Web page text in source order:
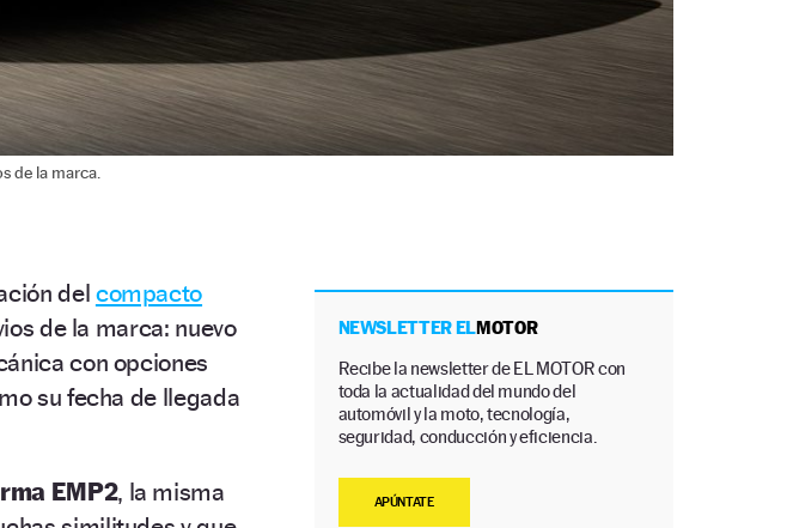
de la marca.
del compacto
de la marca: nuevo
con opciones
su fecha de llegada
EMP2, la misma
NEWSLETTER ELMOTOR
Recibe la newsletter de EL MOTOR con
toda la actualidad del mundo del
automóvil y la moto, tecnología,
seguridad, conducción y eficiencia.
APÚNTATE